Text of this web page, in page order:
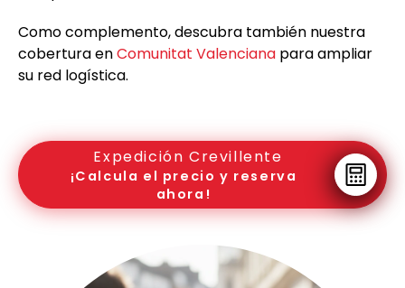
Como complemento, descubra también nuestra
cobertura enComunitat Valenciana para ampliar
su red logística.
Expedición Crevillente
¡Calcula el precio y reserva
ahora!